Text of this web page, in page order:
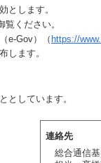
します。
ください。
e-Gov）（ https://
します。
としています。
連絡先
総合通信